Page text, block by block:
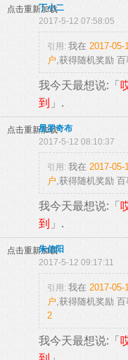
点击重新加载
丁小二
2017-5-12 07:58:05
引用: 我在 2017-05-
户,获得随机奖励 百
我今天最想说:「
到 」.
点击重新加载
星罗奇布
2017-5-12 08:10:37
引用: 我在 2017-05-
户,获得随机奖励 百
我今天最想说:「
到 」.
点击重新加载
朱信阳
2017-5-12 09:17:11
引用: 我在 2017-05-
户,获得随机奖励 百
2
我今天最想说:「